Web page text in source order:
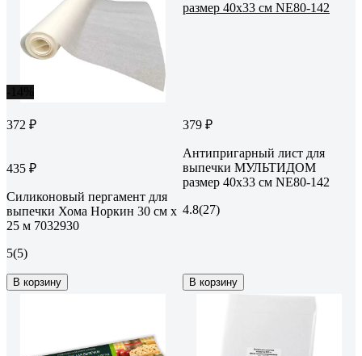
372 ₽
435 ₽
Силиконовый пергамент для
выпечки Хома Норкин 30 см х
25 м 7032930
5(5)
В корзину
379 ₽
Антипригарный лист для
выпечки МУЛЬТИДОМ
размер 40х33 см NE80-142
4.8(27)
В корзину